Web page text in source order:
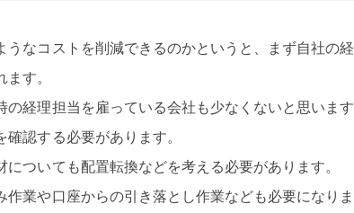
なコストを削減できるのかというと、まず自社の経
す。
経理担当を雇っている会社も少なくないと思います
認する必要があります。
ついても配置転換などを考える必要があります。
業や口座からの引き落とし作業なども必要になりま